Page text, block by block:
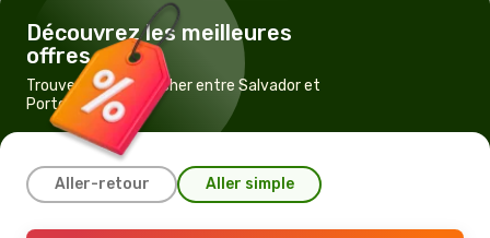
Découvrez les meilleures
offres
Trouvez un vol pas cher entre Salvador et
Porto Seguro
Aller-retour Aller simple